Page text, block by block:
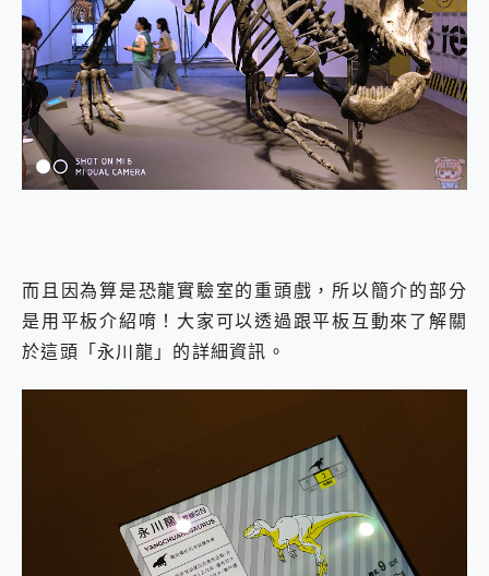
而且因為算是恐龍實驗室的重頭戲，所以簡介的部分
是用平板介紹唷！大家可以透過跟平板互動來了解關
於這頭「永川龍」的詳細資訊。